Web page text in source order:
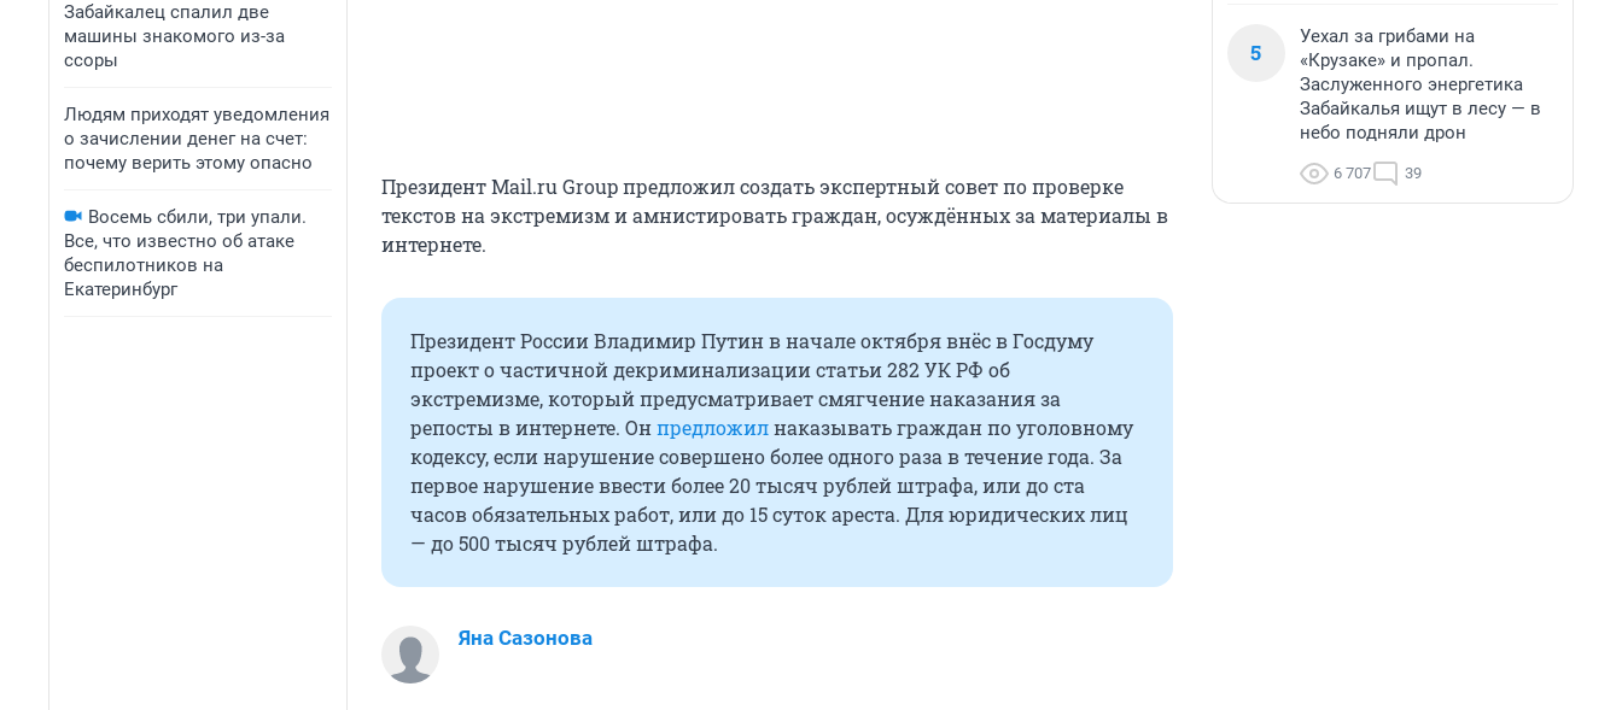
Забайкалец спалил две
машины знакомого из-за
ссоры
Людям приходят уведомления
о зачислении денег на счет:
почему верить этому опасно
Восемь сбили, три упали.
Все, что известно об атаке
беспилотников на
Екатеринбург
Президент Mail.ru Group предложил создать экспертный совет по проверке
текстов на экстремизм и амнистировать граждан, осуждённых за материалы в
интернете.
Президент России Владимир Путин в начале октября внёс в Госдуму
проект о частичной декриминализации статьи 282 УК РФ об
экстремизме, который предусматривает смягчение наказания за
репосты в интернете. Онпредложилнаказывать граждан по уголовному
кодексу, если нарушение совершено более одного раза в течение года. За
первое нарушение ввести более 20 тысяч рублей штрафа, или до ста
часов обязательных работ, или до 15 суток ареста. Для юридических лиц
— до 500 тысяч рублей штрафа.
Яна Сазонова
5
Уехал за грибами на
«Крузаке» и пропал.
Заслуженного энергетика
Забайкалья ищут в лесу — в
небо подняли дрон
6 707 39